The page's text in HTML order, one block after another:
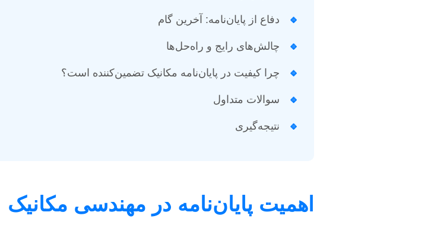
🔹 دفاع از پایان‌نامه: آخرین گام
🔹 چالش‌های رایج و راه‌حل‌ها
🔹 چرا کیفیت در پایان‌نامه مکانیک تضمین‌کننده است؟
🔹 سوالات متداول
🔹 نتیجه‌گیری
اهمیت پایان‌نامه در مهندسی مکانیک